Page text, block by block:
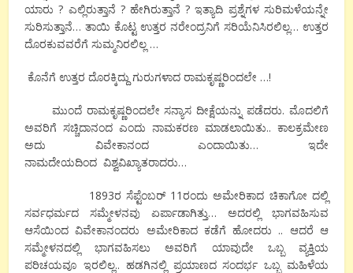
ಯಾರು ? ಎಲ್ಲಿರುತ್ತಾನೆ ? ಹೇಗಿರುತ್ತಾನೆ ? ಇತ್ಯಾದಿ ಪ್ರಶ್ನೆಗಳ ಸುರಿಮಳೆಯನ್ನೇ
ಸುರಿಸುತ್ತಾನೆ… ತಾಯಿ ಕೊಟ್ಟ ಉತ್ತರ ನರೇಂದ್ರನಿಗೆ ಸರಿಯೆನಿಸಿರಲಿಲ್ಲ… ಉತ್ತರ
ದೊರಕುವವರೆಗೆ ಸುಮ್ಮನಿರಲಿಲ್ಲ …
ಕೊನೆಗೆ ಉತ್ತರ ದೊರಕ್ಕಿದ್ದು ಗುರುಗಳಾದ ರಾಮಕೃಷ್ಣರಿಂದಲೇ …!
ಮುಂದೆ ರಾಮಕೃಷ್ಣರಿಂದಲೇ ಸನ್ಯಾಸ ದೀಕ್ಷೆಯನ್ನು ಪಡೆದರು. ಮೊದಲಿಗೆ
ಅವರಿಗೆ ಸಚ್ಚಿದಾನಂದ ಎಂದು ನಾಮಕರಣ ಮಾಡಲಾಯಿತು.. ಕಾಲಕ್ರಮೇಣ
ಅದು ವಿವೇಕಾನಂದ ಎಂದಾಯಿತು… ಇದೇ
ನಾಮದೇಯದಿಂದ ವಿಶ್ವವಿಖ್ಯಾತರಾದರು…
1893ರ ಸೆಪ್ಟೆಂಬರ್ 11ರಂದು ಅಮೇರಿಕಾದ ಚಿಕಾಗೋ ದಲ್ಲಿ
ಸರ್ವಧರ್ಮದ ಸಮ್ಮೇಳನವು ಏರ್ಪಾಡಾಗಿತ್ತು… ಅದರಲ್ಲಿ ಭಾಗವಹಿಸುವ
ಆಸೆಯಿಂದ ವಿವೇಕಾನಂದರು ಅಮೇರಿಕಾದ ಕಡೆಗೆ ಹೋದರು .. ಆದರೆ ಆ
ಸಮ್ಮೇಳನದಲ್ಲಿ ಭಾಗವಹಿಸಲು ಅವರಿಗೆ ಯಾವುದೇ ಒಬ್ಬ ವ್ಯಕ್ತಿಯ
ಪರಿಚಯವೂ ಇರಲಿಲ್ಲ.. ಹಡಗಿನಲ್ಲಿ ಪ್ರಯಾಣದ ಸಂದರ್ಭ ಒಬ್ಬ ಮಹಿಳೆಯ